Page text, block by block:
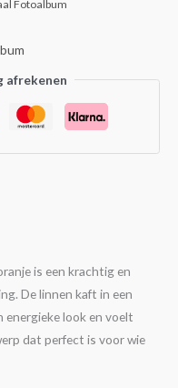
Fotoalbum
afrekenen
is een krachtig en
De linnen kaft in een
look en voelt
dat perfect is voor wie